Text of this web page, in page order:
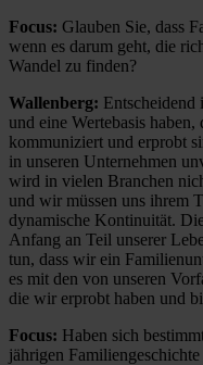
Focus: Glauben Sie, dass
wenn es darum geht, die
Wandel zu finden?
Wallenberg: Entscheidend
und eine Wertebasis
kommuniziert und erprobt
in unseren Unternehmen
wird in vielen Branchen
und wir müssen uns ihrem
dynamische Kontinuität.
Anfang an Teil unserer
tun, dass wir ein
es mit den von unseren
die wir erprobt haben und
Focus: Haben sich
jährigen Familiengeschichte